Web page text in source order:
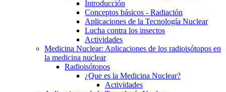
Introducción
Conceptos básicos - Radiación
Aplicaciones de la Tecnología Nuclear
Lucha contra los insectos
Actividades
Medicina Nuclear: Aplicaciones de los radioisótopos en
la medicina nuclear
Radioisótopos
¿Que es la Medicina Nuclear?
Actividades